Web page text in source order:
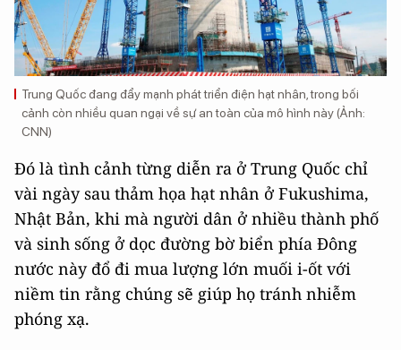
Trung Quốc đang đẩy mạnh phát triển điện hạt nhân, trong bối
cảnh còn nhiều quan ngại về sự an toàn của mô hình này (Ảnh:
CNN)
Đó là tình cảnh từng diễn ra ở Trung Quốc chỉ
vài ngày sau thảm họa hạt nhân ở Fukushima,
Nhật Bản, khi mà người dân ở nhiều thành phố
và sinh sống ở dọc đường bờ biển phía Đông
nước này đổ đi mua lượng lớn muối i-ốt với
niềm tin rằng chúng sẽ giúp họ tránh nhiễm
phóng xạ.